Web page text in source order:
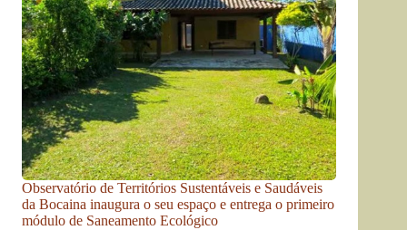
Observatório de Territórios Sustentáveis e Saudáveis
da Bocaina inaugura o seu espaço e entrega o primeiro
módulo de Saneamento Ecológico